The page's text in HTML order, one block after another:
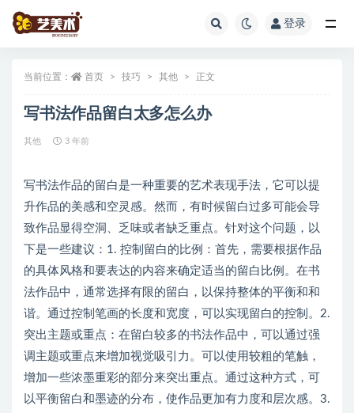
登录
当前位置： 首页 技巧 其他 正文
写书法作品留白太多怎么办
其他 3 年前
写书法作品的留白是一种重要的艺术表现手法，它可以提
升作品的美感和空灵感。然而，有时候留白过多可能会导
致作品显得空洞、乏味或者缺乏重点。针对这个问题，以
下是一些建议：1. 控制留白的比例：首先，需要根据作品
的具体风格和要表达的内容来确定适当的留白比例。在书
法作品中，通常选择有限的留白，以保持整体的平衡和和
谐。通过控制笔画的长度和宽度，可以实现留白的控制。2.
突出主题或重点：在留白较多的书法作品中，可以通过强
调主题或重点来增加视觉吸引力。可以使用较粗的笔触，
增加一些浓墨重彩的部分来突出重点。通过这种方式，可
以平衡留白和墨迹的分布，使作品更加有力度和层次感。3.